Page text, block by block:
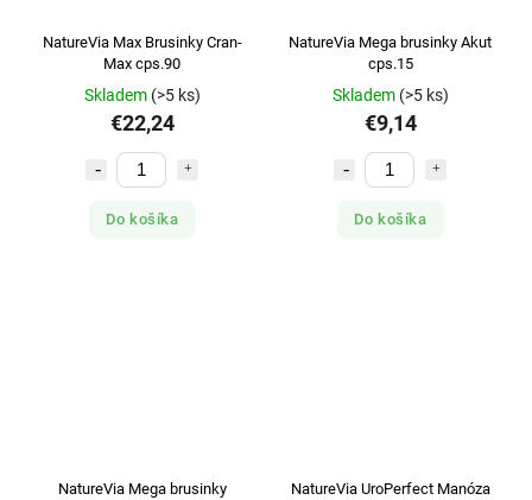
NatureVia Max Brusinky Cran-
Max cps.90
Skladem (>5 ks)
€22,24
Do košíka
NatureVia Mega brusinky Akut
cps.15
Skladem (>5 ks)
€9,14
Do košíka
NatureVia Mega brusinky
NatureVia UroPerfect Manóza